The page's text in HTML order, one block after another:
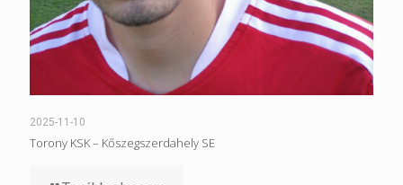
2025-11-10
Torony KSK – Kőszegszerdahely SE